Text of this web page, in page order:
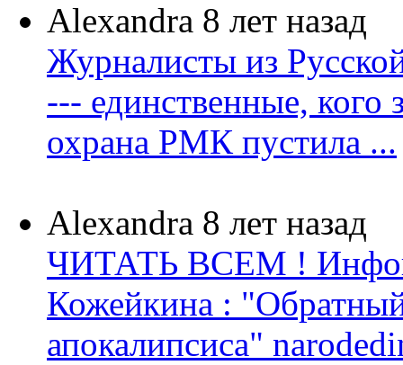
Alexandra 8 лет назад
Журналисты из
--- единственные, кого
охрана РМК пустила ...
Alexandra 8 лет назад
ЧИТАТЬ ВСЕМ !
Кожейкина : "Обратный
апокалипсиса"